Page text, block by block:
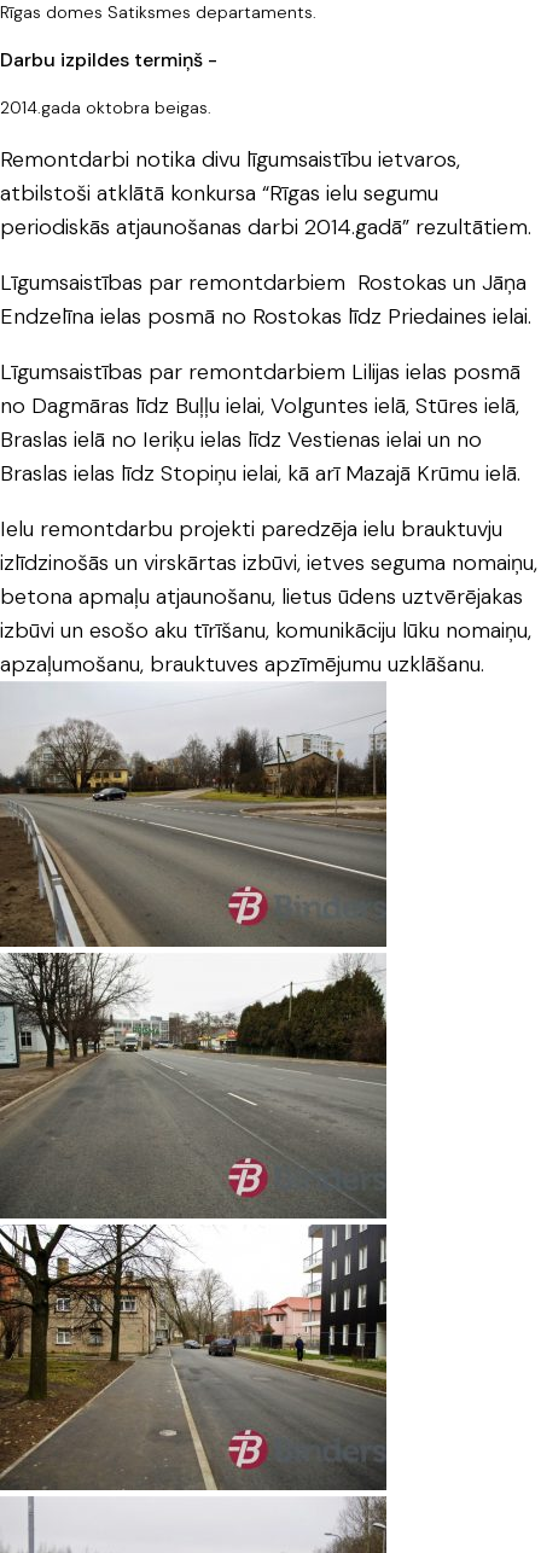
Rīgas domes Satiksmes departaments.
Darbu izpildes termiņš -
2014.gada oktobra beigas.
Remontdarbi notika divu līgumsaistību ietvaros,
atbilstoši atklātā konkursa “Rīgas ielu segumu
periodiskās atjaunošanas darbi 2014.gadā” rezultātiem.
Līgumsaistības par remontdarbiem Rostokas un Jāņa
Endzelīna ielas posmā no Rostokas līdz Priedaines ielai.
Līgumsaistības par remontdarbiem Lilijas ielas posmā
no Dagmāras līdz Buļļu ielai, Volguntes ielā, Stūres ielā,
Braslas ielā no Ieriķu ielas līdz Vestienas ielai un no
Braslas ielas līdz Stopiņu ielai, kā arī Mazajā Krūmu ielā.
Ielu remontdarbu projekti paredzēja ielu brauktuvju
izlīdzinošās un virskārtas izbūvi, ietves seguma nomaiņu,
betona apmaļu atjaunošanu, lietus ūdens uztvērējakas
izbūvi un esošo aku tīrīšanu, komunikāciju lūku nomaiņu,
apzaļumošanu, brauktuves apzīmējumu uzklāšanu.